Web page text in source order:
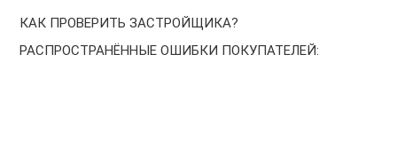
КАК ПРОВЕРИТЬ ЗАСТРОЙЩИКА?
РАСПРОСТРАНЁННЫЕ ОШИБКИ ПОКУПАТЕЛЕЙ: